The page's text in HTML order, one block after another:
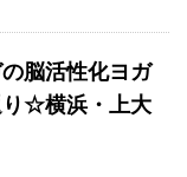
脳活性化ヨガ
り☆横浜・上大